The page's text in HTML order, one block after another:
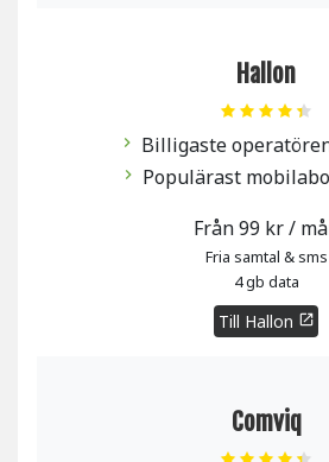
Hallon
chevron_right Billigaste
chevron_right
Populärast
Från 99 kr /
Fria samtal & sms
4 gb data
Till Hallon open_in_new
Comviq